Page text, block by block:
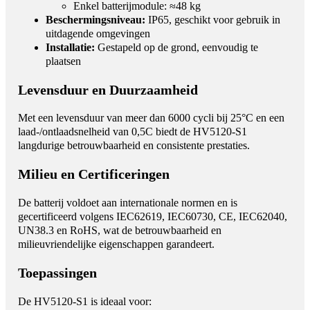
Enkel batterijmodule: ≈48 kg
Beschermingsniveau: IP65, geschikt voor gebruik in
uitdagende omgevingen
Installatie: Gestapeld op de grond, eenvoudig te
plaatsen
Levensduur en Duurzaamheid
Met een levensduur van meer dan 6000 cycli bij 25°C en een
laad-/ontlaadsnelheid van 0,5C biedt de HV5120-S1
langdurige betrouwbaarheid en consistente prestaties.
Milieu en Certificeringen
De batterij voldoet aan internationale normen en is
gecertificeerd volgens IEC62619, IEC60730, CE, IEC62040,
UN38.3 en RoHS, wat de betrouwbaarheid en
milieuvriendelijke eigenschappen garandeert.
Toepassingen
De HV5120-S1 is ideaal voor: